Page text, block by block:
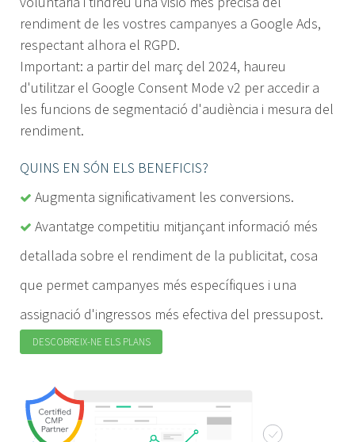
rendiment de les vostres campanyes a Google Ads,
respectant alhora el RGPD.
Important: a partir del març del 2024, haureu
d'utilitzar el Google Consent Mode v2 per accedir a
les funcions de segmentació d'audiència i mesura del
rendiment.
QUINS EN SÓN ELS BENEFICIS?
Augmenta significativament les conversions.
Avantatge competitiu mitjançant informació més
detallada sobre el rendiment de la publicitat, cosa
que permet campanyes més específiques i una
assignació d'ingressos més efectiva del pressupost.
DESCOBREIX-NE ELS PLANS